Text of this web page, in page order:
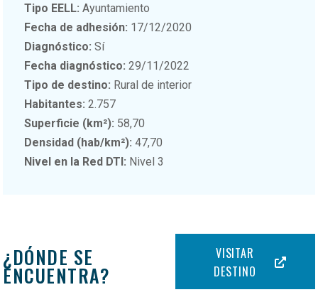
Tipo EELL: Ayuntamiento
Fecha de adhesión: 17/12/2020
Diagnóstico: Sí
Fecha diagnóstico: 29/11/2022
Tipo de destino: Rural de interior
Habitantes: 2.757
Superficie (km²): 58,70
Densidad (hab/km²): 47,70
Nivel en la Red DTI: Nivel 3
¿DÓNDE SE
ENCUENTRA?
VISITAR
DESTINO